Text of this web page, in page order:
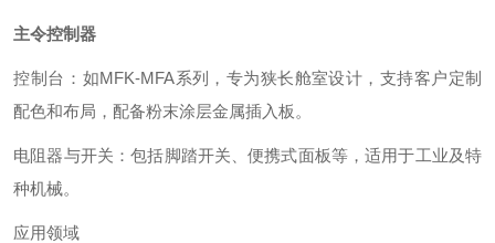
主令控制器
‌控制台‌：如MFK-MFA系列，专为狭长舱室设计，支持客户定制
配色和布局，配备粉末涂层金属插入板。 ‌
‌电阻器与开关‌：包括脚踏开关、便携式面板等，适用于工业及特
种机械。 ‌
应用领域